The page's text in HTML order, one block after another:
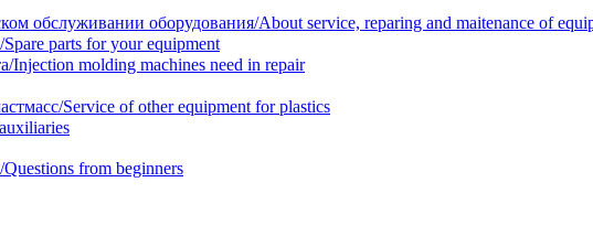
обслуживании оборудования/About service, reparing and maitenance of
parts for your equipment
molding machines need in repair
Service of other equipment for plastics
from beginners